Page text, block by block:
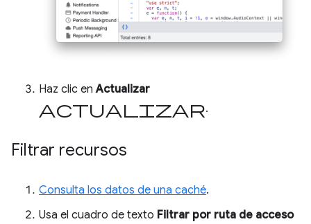
Haz clic enActualizar
actualizar.
Filtrar recursos
Consulta los datos de una caché.
Usa el cuadro de texto Filtrar por ruta de acceso